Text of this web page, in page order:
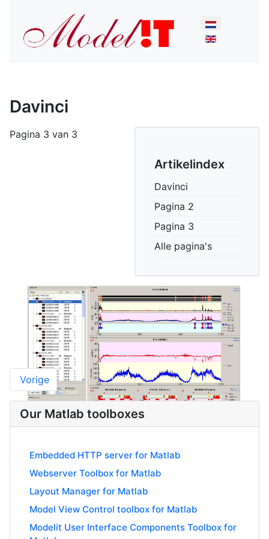
Select your
Davinci
Artikelindex
Davinci
Pagina 2
Pagina 3
Alle pagina's
Pagina 3 van 3
Vorige
Our Matlab toolboxes
Embedded HTTP server for Matlab
Webserver Toolbox for Matlab
Layout Manager for Matlab
Model View Control toolbox for Matlab
Modelit User Interface Components Toolbox for